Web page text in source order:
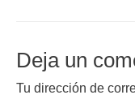
Deja un
Tu dirección de